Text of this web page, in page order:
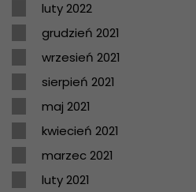
luty 2022
grudzień 2021
wrzesień 2021
sierpień 2021
maj 2021
kwiecień 2021
marzec 2021
luty 2021